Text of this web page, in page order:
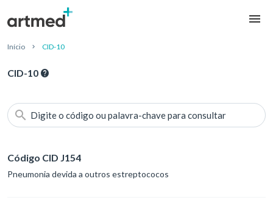
Início CID-10
CID-10
Digite o código ou palavra-chave para consultar
Código CID J154
Pneumonia devida a outros estreptococos